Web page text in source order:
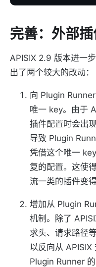
完善：外部
APISIX 2.9 版本进一
出了两个较大的改动：
向 Plugin
唯一 key。由于
插件配置时会出
导致 Plugin
凭借这个唯一
复的配置。这使
流一类的插件变得
增加从 Plugin
机制。除了
求头、请求路径
以反向从
Plugin Runner